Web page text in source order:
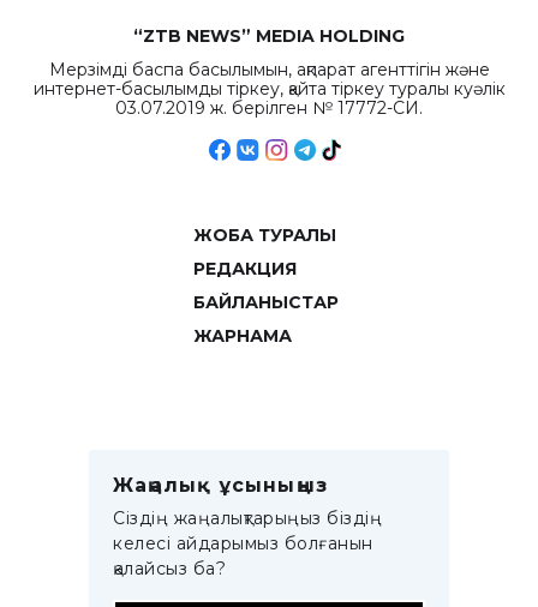
“ZTB NEWS” MEDIA HOLDING
Мерзімді баспа басылымын, ақпарат агенттігін және
интернет-басылымды тіркеу, қайта тіркеу туралы куәлік
03.07.2019 ж. берілген № 17772-СИ.
ЖОБА ТУРАЛЫ
РЕДАКЦИЯ
БАЙЛАНЫСТАР
ЖАРНАМА
Жаңалық ұсыныңыз
Сіздің жаңалықтарыңыз біздің
келесі айдарымыз болғанын
қалайсыз ба?